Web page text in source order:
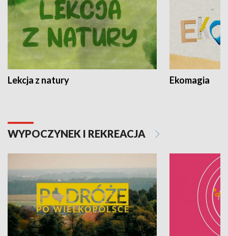
Lekcja z natury Ekomagia
WYPOCZYNEK I REKREACJA